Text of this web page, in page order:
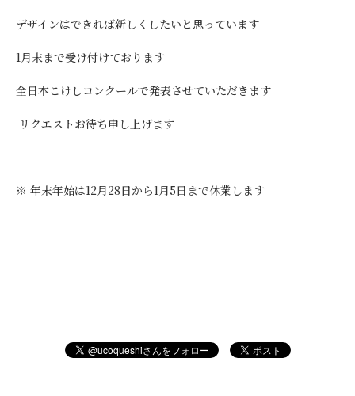
デザインはできれば新しくしたいと思っています
1月末まで受け付けております
全日本こけしコンクールで発表させていただきます
リクエストお待ち申し上げます
※ 年末年始は12月28日から1月5日まで休業します